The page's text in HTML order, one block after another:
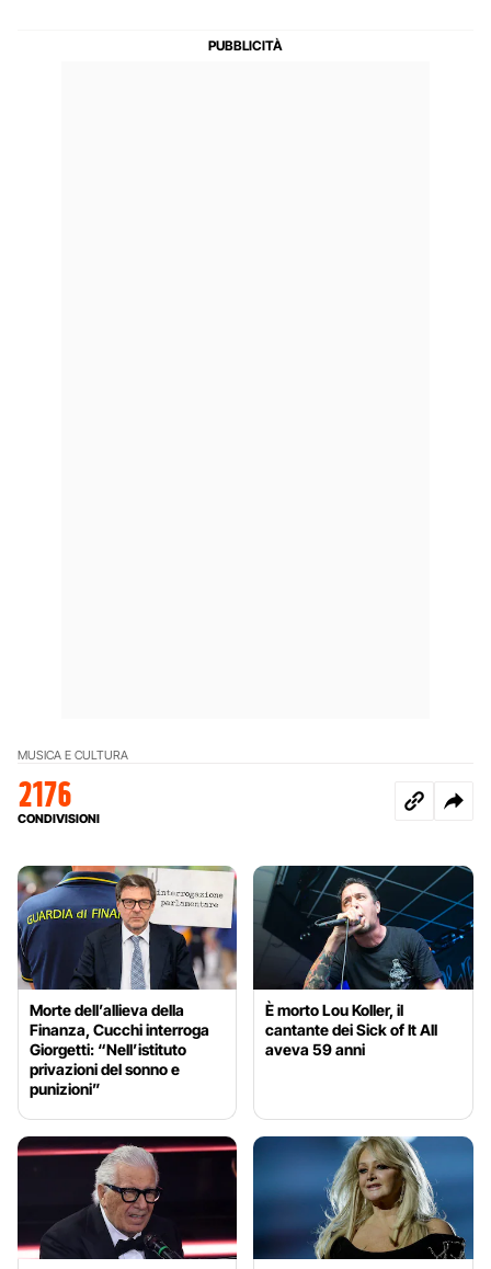
MUSICA E CULTURA
2176
CONDIVISIONI
Morte dell’allieva della
Finanza, Cucchi interroga
Giorgetti: “Nell’istituto
privazioni del sonno e
punizioni”
È morto Lou Koller, il
cantante dei Sick of It All
aveva 59 anni